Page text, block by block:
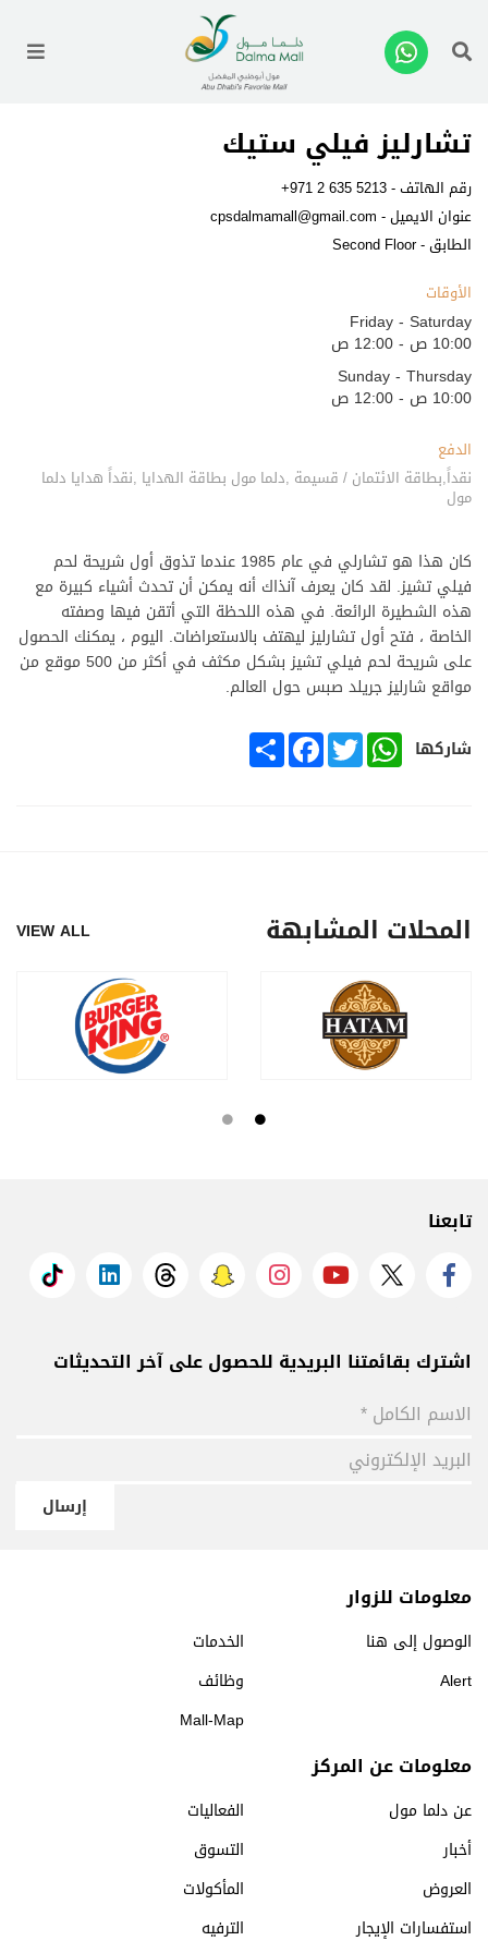
تشارليز فيلي ستيك
رقم الهاتف -+971 2 635 5213
عنوان الايميل - cpsdalmamall@gmail.com
الطابق - Second Floor
الأوقات
Friday - Saturday
10:00 ص - 12:00 ص
Sunday - Thursday
10:00 ص - 12:00 ص
الدفع
نقداً,بطاقة الائتمان / قسيمة ,دلما مول بطاقة الهدايا ,نقداً هدايا دلما
مول
كان هذا هو تشارلي في عام 1985 عندما تذوق أول شريحة لحم
فيلي تشيز. لقد كان يعرف آنذاك أنه يمكن أن تحدث أشياء كبيرة مع
هذه الشطيرة الرائعة. في هذه اللحظة التي أتقن فيها وصفته
الخاصة ، فتح أول تشارليز ليهتف بالاستعراضات. اليوم ، يمكنك الحصول
على شريحة لحم فيلي تشيز بشكل مكثف في أكثر من 500 موقع من
مواقع شارليز جريلد صبس حول العالم.
شاركها SHARE
FACEBOOKTWITTER
WHATSAPP
المحلات المشابهة VIEW ALL
تابعنا
اشترك بقائمتنا البريدية للحصول على آخر التحديثات
إرسال
معلومات للزوار
الخدمات
الوصول إلى هنا
وظائف
Alert
Mall-Map
معلومات عن المركز
عن دلما مول
الفعاليات
أخبار
التسوق
العروض
المأكولات
استفسارات الإيجار
الترفيه